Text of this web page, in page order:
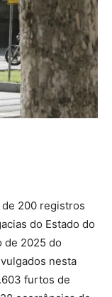
de 200 registros
do Estado do
de 2025 do
nesta
furtos de